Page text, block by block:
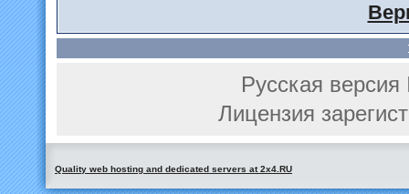
Русская
Лицензия
Quality web hosting and dedicated servers at 2x4.RU